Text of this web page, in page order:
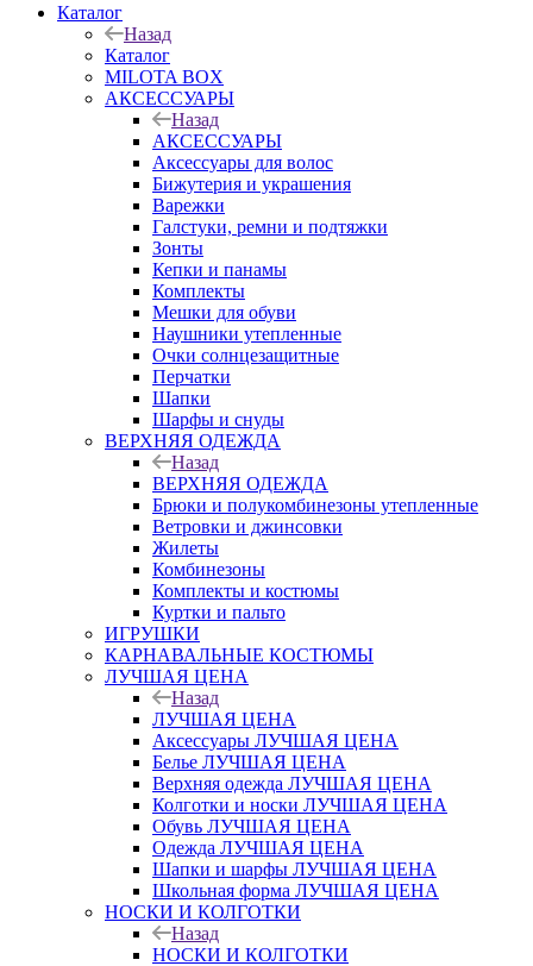
Каталог
Назад
Каталог
MILOTA BOX
АКСЕССУАРЫ
Назад
АКСЕССУАРЫ
Аксессуары для волос
Бижутерия и украшения
Варежки
Галстуки, ремни и подтяжки
Зонты
Кепки и панамы
Комплекты
Мешки для обуви
Наушники утепленные
Очки солнцезащитные
Перчатки
Шапки
Шарфы и снуды
ВЕРХНЯЯ ОДЕЖДА
Назад
ВЕРХНЯЯ ОДЕЖДА
Брюки и полукомбинезоны утепленные
Ветровки и джинсовки
Жилеты
Комбинезоны
Комплекты и костюмы
Куртки и пальто
ИГРУШКИ
КАРНАВАЛЬНЫЕ КОСТЮМЫ
ЛУЧШАЯ ЦЕНА
Назад
ЛУЧШАЯ ЦЕНА
Аксессуары ЛУЧШАЯ ЦЕНА
Белье ЛУЧШАЯ ЦЕНА
Верхняя одежда ЛУЧШАЯ ЦЕНА
Колготки и носки ЛУЧШАЯ ЦЕНА
Обувь ЛУЧШАЯ ЦЕНА
Одежда ЛУЧШАЯ ЦЕНА
Шапки и шарфы ЛУЧШАЯ ЦЕНА
Школьная форма ЛУЧШАЯ ЦЕНА
НОСКИ И КОЛГОТКИ
Назад
НОСКИ И КОЛГОТКИ